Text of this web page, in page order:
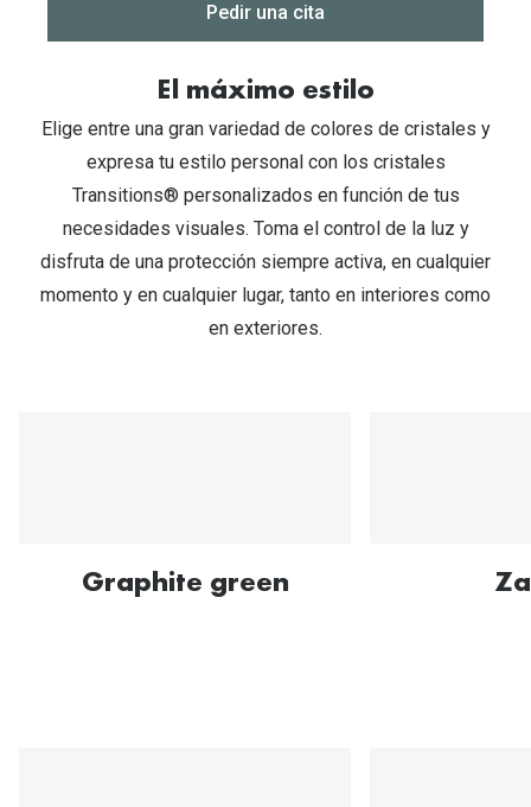
resultados,
opción
abajo
para
su
ubicación
actual
Pedir una cita
El máximo estilo
Elige entre una gran variedad de colores de cristales y
expresa tu estilo personal con los cristales
Transitions® personalizados en función de tus
necesidades visuales. Toma el control de la luz y
disfruta de una protección siempre activa, en cualquier
momento y en cualquier lugar, tanto en interiores como
en exteriores.
Graphite green